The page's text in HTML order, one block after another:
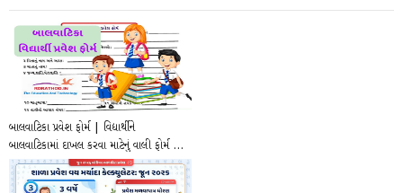
બાલવાટિકા પ્રવેશ ફોર્મ | વિદ્યાર્થીને
બાલવાટિકામાં દાખલ કરવા માટેનું વાલી ફોર્મ ...